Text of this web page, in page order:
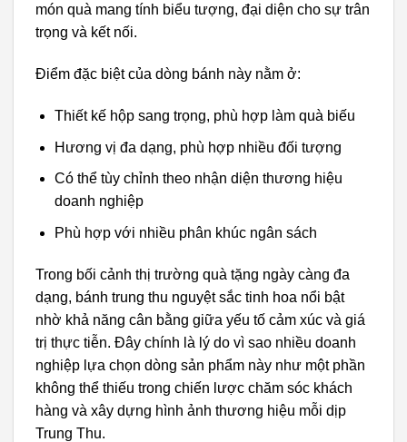
món quà mang tính biểu tượng, đại diện cho sự trân
trọng và kết nối.
Điểm đặc biệt của dòng bánh này nằm ở:
Thiết kế hộp sang trọng, phù hợp làm quà biếu
Hương vị đa dạng, phù hợp nhiều đối tượng
Có thể tùy chỉnh theo nhận diện thương hiệu
doanh nghiệp
Phù hợp với nhiều phân khúc ngân sách
Trong bối cảnh thị trường quà tặng ngày càng đa
dạng, bánh trung thu nguyệt sắc tinh hoa nổi bật
nhờ khả năng cân bằng giữa yếu tố cảm xúc và giá
trị thực tiễn. Đây chính là lý do vì sao nhiều doanh
nghiệp lựa chọn dòng sản phẩm này như một phần
không thể thiếu trong chiến lược chăm sóc khách
hàng và xây dựng hình ảnh thương hiệu mỗi dịp
Trung Thu.